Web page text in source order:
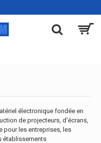
électronique fondée en
de projecteurs, d'écrans,
pour les entreprises, les
établissements